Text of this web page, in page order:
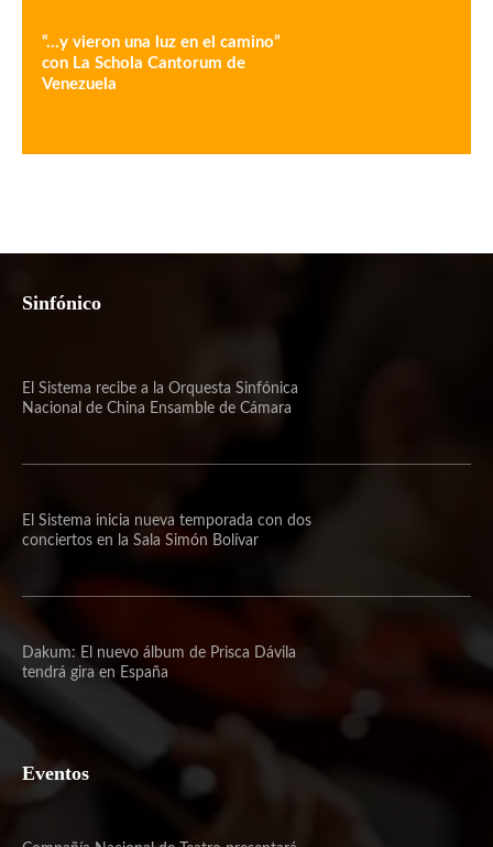
“…y vieron una luz en el camino”
con La Schola Cantorum de
Venezuela
Sinfónico
El Sistema recibe a la Orquesta Sinfónica
Nacional de China Ensamble de Cámara
El Sistema inicia nueva temporada con dos
conciertos en la Sala Simón Bolívar
Dakum: El nuevo álbum de Prisca Dávila
tendrá gira en España
Eventos